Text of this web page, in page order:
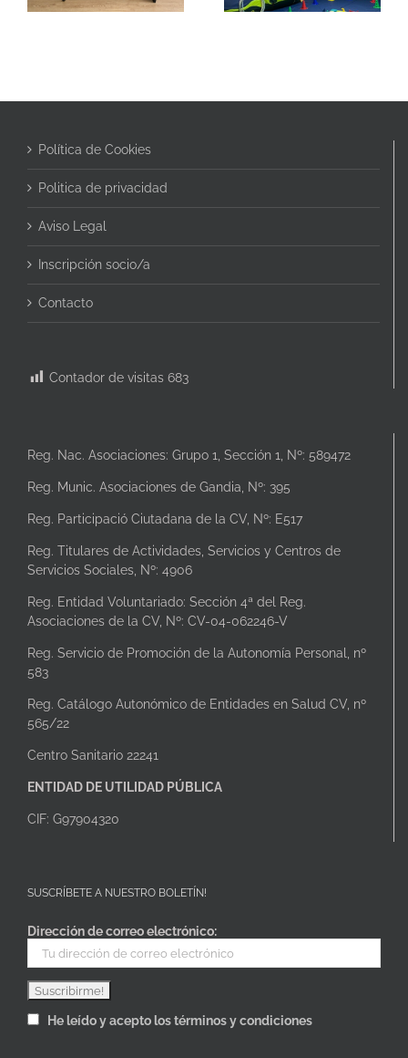
Política de Cookies
Politica de privacidad
Aviso Legal
Inscripción socio/a
Contacto
Contador de visitas 683
Reg. Nac. Asociaciones: Grupo 1, Sección 1, Nº: 589472
Reg. Munic. Asociaciones de Gandia, Nº: 395
Reg. Participació Ciutadana de la CV, Nº: E517
Reg. Titulares de Actividades, Servicios y Centros de
Servicios Sociales, Nº: 4906
Reg. Entidad Voluntariado: Sección 4ª del Reg.
Asociaciones de la CV, Nº: CV-04-062246-V
Reg. Servicio de Promoción de la Autonomía Personal, nº
583
Reg. Catálogo Autonómico de Entidades en Salud CV, nº
565/22
Centro Sanitario 22241
ENTIDAD DE UTILIDAD PÚBLICA
CIF: G97904320
SUSCRÍBETE A NUESTRO BOLETÍN!
Dirección de correo electrónico:
He leído y acepto los términos y condiciones